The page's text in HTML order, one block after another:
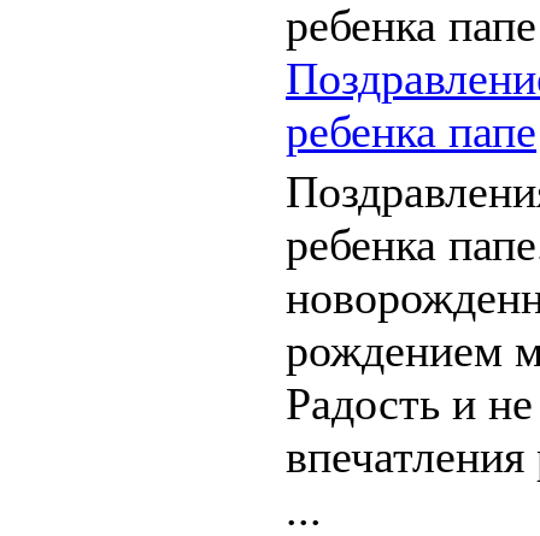
ребенка папе
ребенка
рождением
Радость и
...